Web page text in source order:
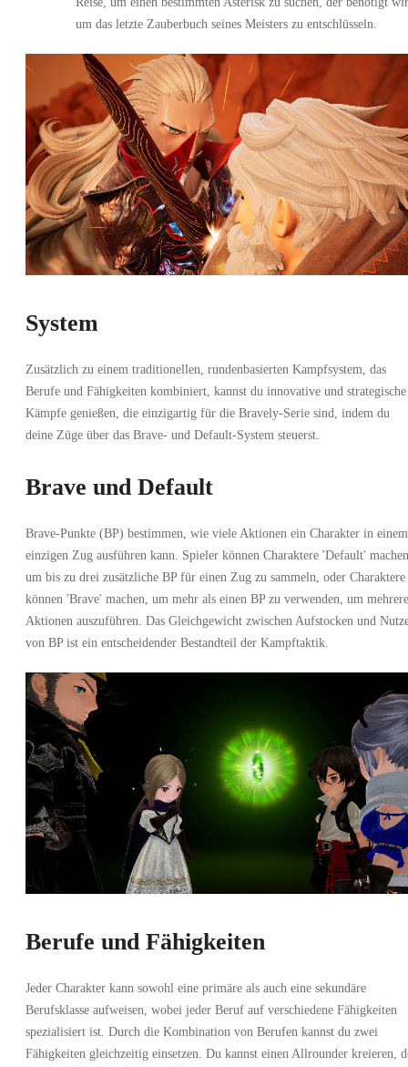
um das letzte Zauberbuch seines Meisters zu entschlüsseln.
System
Zusätzlich zu einem traditionellen, rundenbasierten Kampfsystem, das
Berufe und Fähigkeiten kombiniert, kannst du innovative und strategische
Kämpfe genießen, die einzigartig für die Bravely-Serie sind, indem du
deine Züge über das Brave- und Default-System steuerst.
Brave und Default
Brave-Punkte (BP) bestimmen, wie viele Aktionen ein Charakter in einem
einzigen Zug ausführen kann. Spieler können Charaktere 'Default'
um bis zu drei zusätzliche BP für einen Zug zu sammeln, oder Charaktere
können 'Brave' machen, um mehr als einen BP zu verwenden, um mehrere
Aktionen auszuführen. Das Gleichgewicht zwischen Aufstocken und
von BP ist ein entscheidender Bestandteil der Kampftaktik.
Berufe und Fähigkeiten
Jeder Charakter kann sowohl eine primäre als auch eine sekundäre
Berufsklasse aufweisen, wobei jeder Beruf auf verschiedene Fähigkeiten
spezialisiert ist. Durch die Kombination von Berufen kannst du zwei
Fähigkeiten gleichzeitig einsetzen. Du kannst einen Allrounder kreieren,